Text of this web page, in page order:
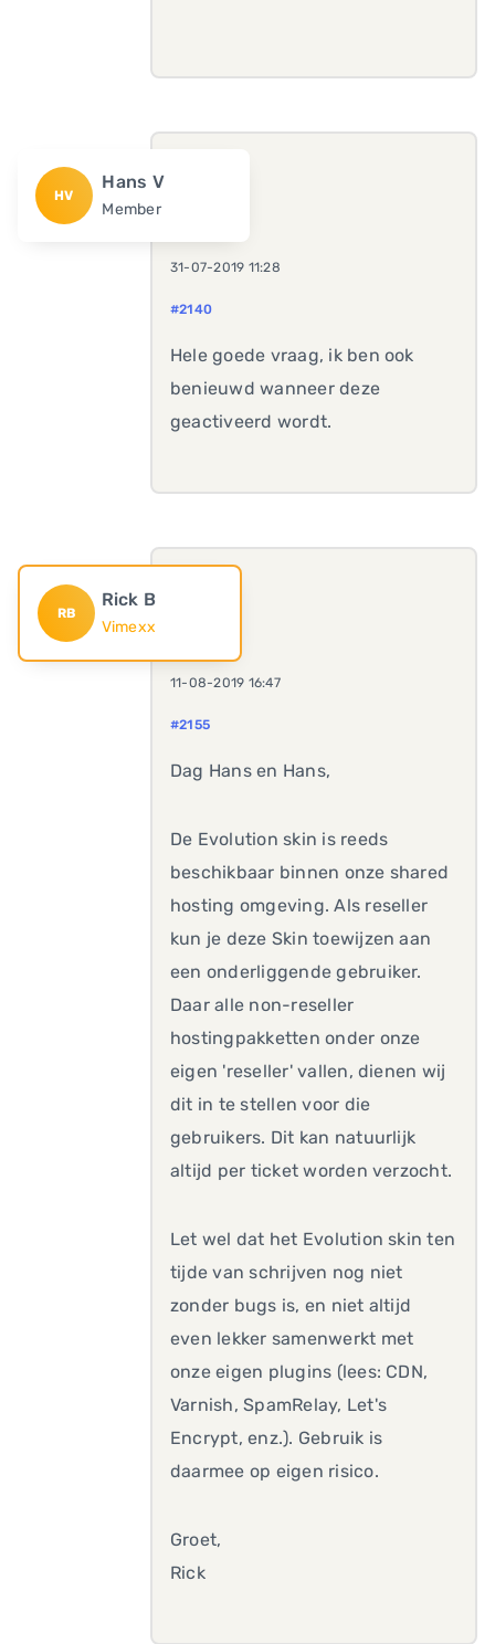
HV
Hans V
Member
31-07-2019 11:28
#2140
Hele goede vraag, ik ben ook
benieuwd wanneer deze
geactiveerd wordt.
RB
Rick B
Vimexx
11-08-2019 16:47
#2155
Dag Hans en Hans,
De Evolution skin is reeds
beschikbaar binnen onze shared
hosting omgeving. Als reseller
kun je deze Skin toewijzen aan
een onderliggende gebruiker.
Daar alle non-reseller
hostingpakketten onder onze
eigen 'reseller' vallen, dienen wij
dit in te stellen voor die
gebruikers. Dit kan natuurlijk
altijd per ticket worden verzocht.
Let wel dat het Evolution skin ten
tijde van schrijven nog niet
zonder bugs is, en niet altijd
even lekker samenwerkt met
onze eigen plugins (lees: CDN,
Varnish, SpamRelay, Let's
Encrypt, enz.). Gebruik is
daarmee op eigen risico.
Groet,
Rick